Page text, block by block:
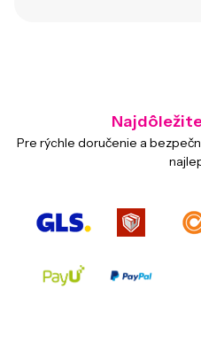
Pre rýchle doručenie a